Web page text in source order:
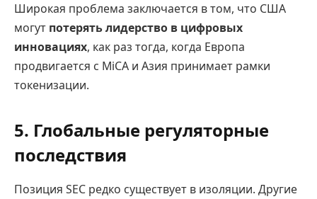
Широкая проблема заключается в том, что США
могут потерять лидерство в цифровых
инновациях, как раз тогда, когда Европа
продвигается с MiCA и Азия принимает рамки
токенизации.
5. Глобальные регуляторные
последствия
Позиция SEC редко существует в изоляции. Другие